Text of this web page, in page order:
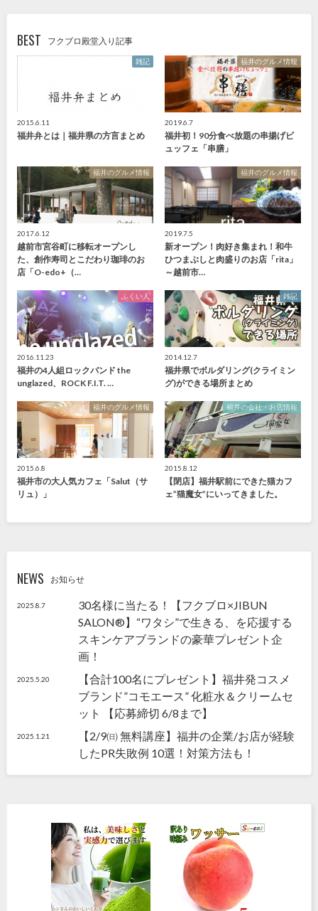
BEST フクブロ殿堂入り記事
雑記
2015.6.11
福井弁とは｜福井県の方言まとめ
福井のグルメ情報
2019.6.7
福井初！90分食べ放題の串揚げビ
ュッフェ「串膳」
福井のグルメ情報
2017.6.12
越前市宮谷町に移転オープンし
た、創作寿司とこだわり珈琲のお
店「O-edo+（…
福井のグルメ情報
2019.7.5
新オープン！肉好き集まれ！和牛
ひつまぶしと肉盛りのお店「rita」
～越前市…
ふくい人
2016.11.23
福井の4人組ロックバンド the
unglazed、ROCK F.I.T. …
雑記
2014.12.7
福井県でボルダリング(クライミン
グ)ができる場所まとめ
福井のグルメ情報
2015.6.8
福井市の大人気カフェ「Salut（サ
リュ）」
福井の会社・お店情報
2015.8.12
【閉店】福井駅前にできた猫カフ
ェ”猫魔女”にいってきました。
NEWS お知らせ
2025.8.7
30名様に当たる！【フクブロ×JIBUN
SALON®】“ワタシ”で生きる、を応援する
スキンケアブランドの豪華プレゼント企
画！
2025.5.20
【合計100名にプレゼント】福井発コスメ
ブランド”コモエース” 化粧水＆クリームセ
ット 【応募締切 6/8まで】
2025.1.21
【2/9㈰ 無料講座】福井の企業/お店が経験
したPR失敗例 10選！対策方法も！